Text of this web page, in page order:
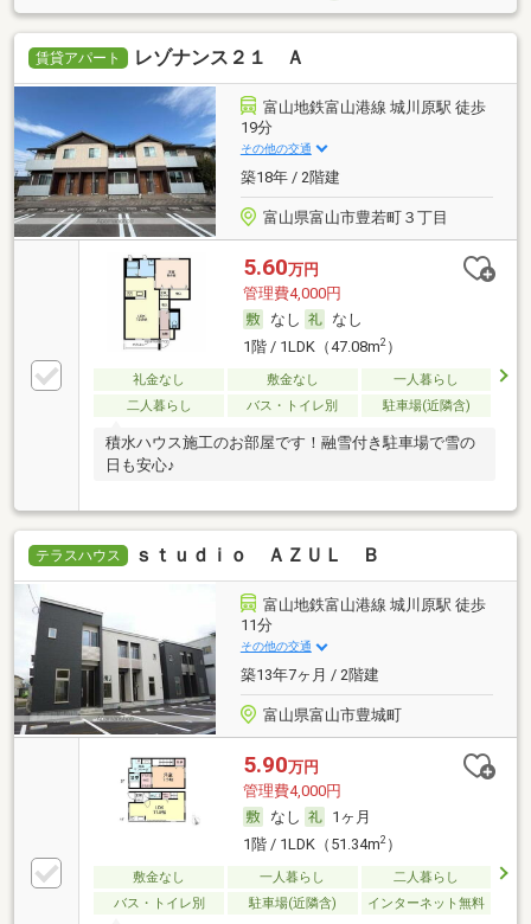
賃貸アパート レゾナンス２１ Ａ
富山地鉄富山港線 城川原駅 徒歩
19分
その他の交通
築18年 / 2階建
富山県富山市豊若町３丁目
5.60万円
管理費4,000円
なし
なし
1階 / 1LDK（47.08m2）
礼金なし 敷金なし
一人暮らし
二人暮らし
バス・トイレ別 駐車場(近隣含)
積水ハウス施工のお部屋です！融雪付き駐車場で雪の
日も安心♪
テラスハウス ｓｔｕｄｉｏ ＡＺＵＬ Ｂ
富山地鉄富山港線 城川原駅 徒歩
11分
その他の交通
築13年7ヶ月 / 2階建
富山県富山市豊城町
5.90万円
管理費4,000円
なし
1ヶ月
1階 / 1LDK（51.34m2）
敷金なし 一人暮らし
二人暮らし
バス・トイレ別
駐車場(近隣含) インターネット無料